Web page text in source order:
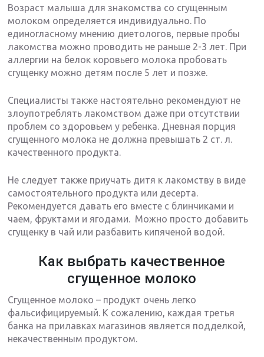
Возраст малыша для знакомства со сгущенным
молоком определяется индивидуально. По
единогласному мнению диетологов, первые пробы
лакомства можно проводить не раньше 2-3 лет. При
аллергии на белок коровьего молока пробовать
сгущенку можно детям после 5 лет и позже.
Специалисты также настоятельно рекомендуют не
злоупотреблять лакомством даже при отсутствии
проблем со здоровьем у ребенка. Дневная порция
сгущенного молока не должна превышать 2 ст. л.
качественного продукта.
Не следует также приучать дитя к лакомству в виде
самостоятельного продукта или десерта.
Рекомендуется давать его вместе с блинчиками и
чаем, фруктами и ягодами. Можно просто добавить
сгущенку в чай или разбавить кипяченой водой.
Как выбрать качественное
сгущенное молоко
Сгущенное молоко – продукт очень легко
фальсифицируемый. К сожалению, каждая третья
банка на прилавках магазинов является подделкой,
некачественным продуктом.